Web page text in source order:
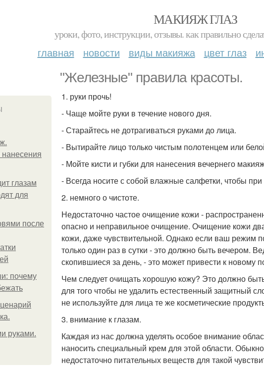
МАКИЯЖ ГЛАЗ
уроки, фото, инструкции, отзывы. как правильно
главная новости виды макияжа цвет глаз
"Железные" правила красоты.
глазам
для
после
почему
руками.
1. руки прочь!
- Чаще мойте руки в течение нового дня.
- Старайтесь не дотрагиваться руками до лица.
- Вытирайте лицо только чистым полотенцем или
- Мойте кисти и губки для нанесения вечернего
- Всегда носите с собой влажные салфетки, чтобы
2. немного о чистоте.
Недостаточно частое очищение кожи -
опасно и неправильное очищение. Очищение кожи
кожи, даже чувствительной. Однако если ваш режим
только один раз в сутки - это должно быть вечером.
скопившиеся за день, - это может привести к
Чем следует очищать хорошую кожу? Это должно
для того чтобы не удалить естественный защитный
не используйте для лица те же косметические
3. внимание к глазам.
Каждая из нас должна уделять особое внимание
наносить специальный крем для этой области.
недостаточно питательных веществ для такой